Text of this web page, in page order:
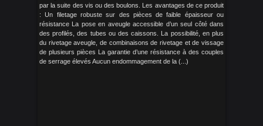
par la suite des vis ou des boulons. Les avantages de ce produit
: Un filetage robuste sur des pièces de faible épaisseur ou
résistance La pose en aveugle accessible d’un seul côté dans
des profilés, des tubes ou des caissons. La possibilité, en plus
du rivetage aveugle, de combinaisons de rivetage et de vissage
de plusieurs pièces La garantie d’une résistance à des couples
de serrage élevés Aucun endommagement de la (...)